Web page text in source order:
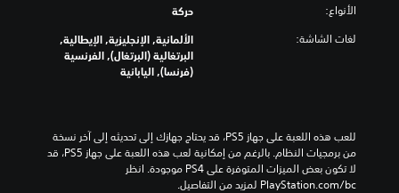
الأنواع: حركة
لغات الشاشة:
الألمانية, الإنجليزية, الإيطالية,
البرتغالية (البرتغال), الفرنسية
(فرنسا), اليابانية
‎PlayStation.com/bc لمزيد من التفاصيل.